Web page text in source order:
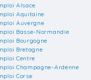
Alsace
Aquitaine
Auvergne
Basse-Normandie
Bourgogne
Bretagne
Centre
Champagne-Ardenne
Corse